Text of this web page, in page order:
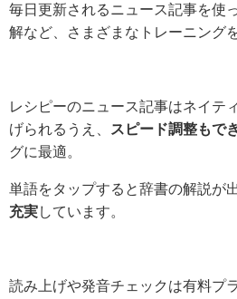
毎日更新されるニュース記事を使
解など、さまざまなトレーニング
レシピーのニュース記事はネイテ
げられるうえ、
スピード調整もで
グに最適。
単語をタップすると辞書の解説が
充実しています。
読み上げや発音チェックは有料プ